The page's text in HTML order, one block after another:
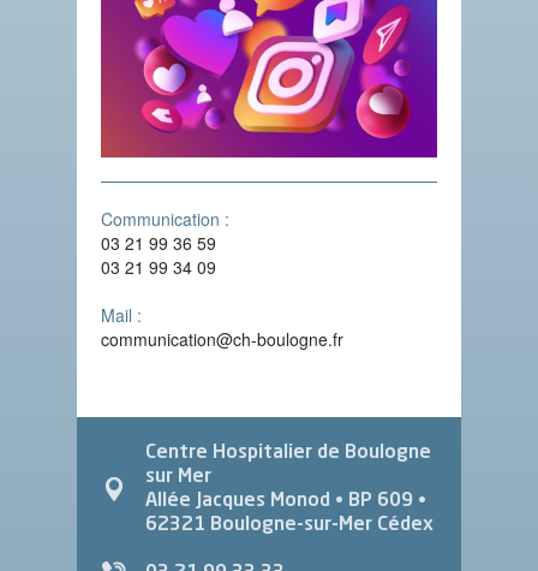
Communication :
03 21 99 36 59
03 21 99 34 09
Mail :
communication@ch-boulogne.fr
Centre Hospitalier de Boulogne
sur Mer
Allée Jacques Monod • BP 609 •
62321 Boulogne-sur-Mer Cédex